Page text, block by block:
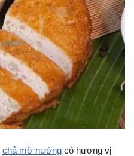
chả mỡ nướng có hương vị